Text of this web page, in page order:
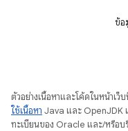
ข้อ
ตัวอย่างเนื้อหาและโค้ดในหน้าเ
ใช้เนื้อหา Java และ OpenJDK
ทะเบียนของ Oracle และ/หรือบ